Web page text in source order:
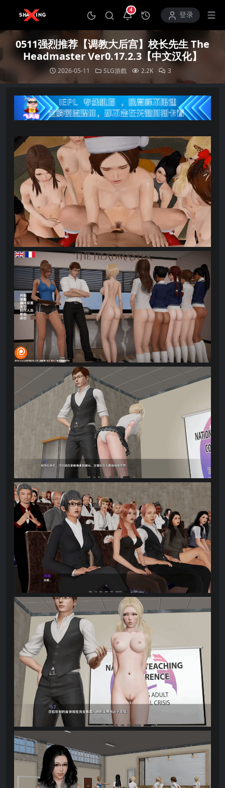
4
打开通知中心登录
0511强烈推荐【调教大后宫】校长先生 The
Headmaster Ver0.17.2.3【中文汉化】
2026-05-11 SLG游戲 2.2K 3